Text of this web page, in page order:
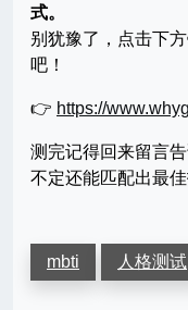
式。
别犹豫了，点击下
吧！
👉 https://
测完记得回来留言
不定还能匹配出最
mbti 人格测试